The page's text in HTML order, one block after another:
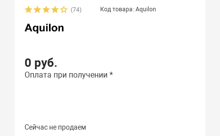
(74) Код товара: Aquilon
0 руб.
Оплата при получении *
Сейчас не продаем